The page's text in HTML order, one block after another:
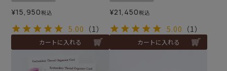
¥15,950税込
5.00 （1）
カートに入れる
¥21,450税込
5.00 （1）
カートに入れる